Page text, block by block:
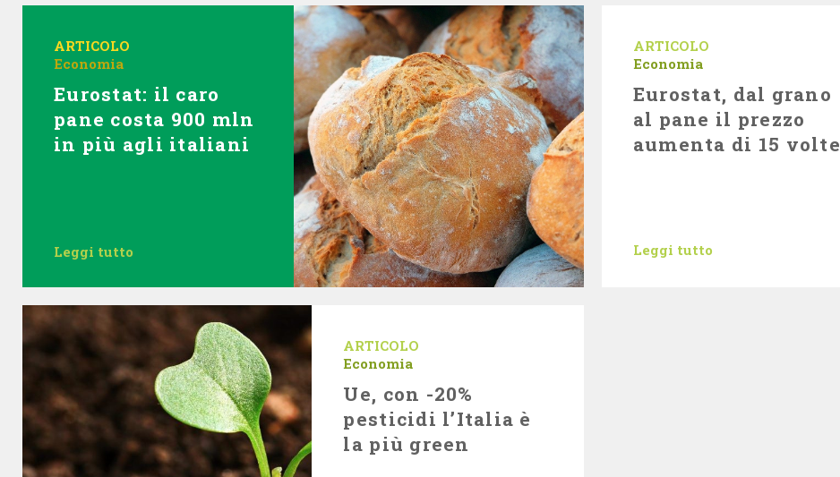
ARTICOLO
Economia
Eurostat: il caro
pane costa 900 mln
in più agli italiani
Leggi tutto
ARTICOLO
Economia
Eurostat, dal grano
al pane il prezzo
aumenta di 15 volte
Leggi tutto
ARTICOLO
Economia
Ue, con -20%
pesticidi l’Italia è
la più green